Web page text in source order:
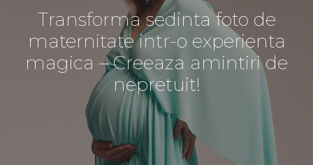
Transforma sedinta foto de
maternitate intr-o experienta
magica – Creeaza amintiri de
nepretuit!